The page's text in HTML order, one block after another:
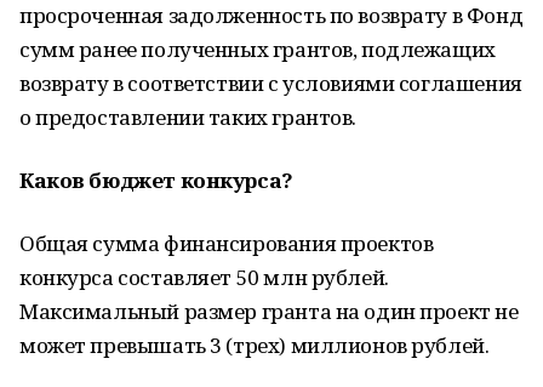
просроченная задолженность по возврату в Фонд
сумм ранее полученных грантов, подлежащих
возврату в соответствии с условиями соглашения
о предоставлении таких грантов.
Каков бюджет конкурса?
Общая сумма финансирования проектов
конкурса составляет 50 млн рублей.
Максимальный размер гранта на один проект не
может превышать 3 (трех) миллионов рублей.